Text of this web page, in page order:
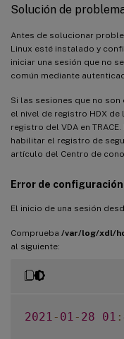
Solución de
Antes de solucionar
Linux esté instalado y
iniciar una sesión que no
común mediante
Si las sesiones que no
el nivel de registro HDX de
registro del VDA en
habilitar el registro de
artículo del Centro de
Error de
El inicio de una sesión
Comprueba /var/log/xdl/
al siguiente:
2021 - 01 - 28 01 :